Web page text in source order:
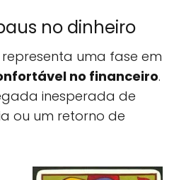
no dinheiro
uma fase em
no financeiro.
inesperada de
ou um retorno de